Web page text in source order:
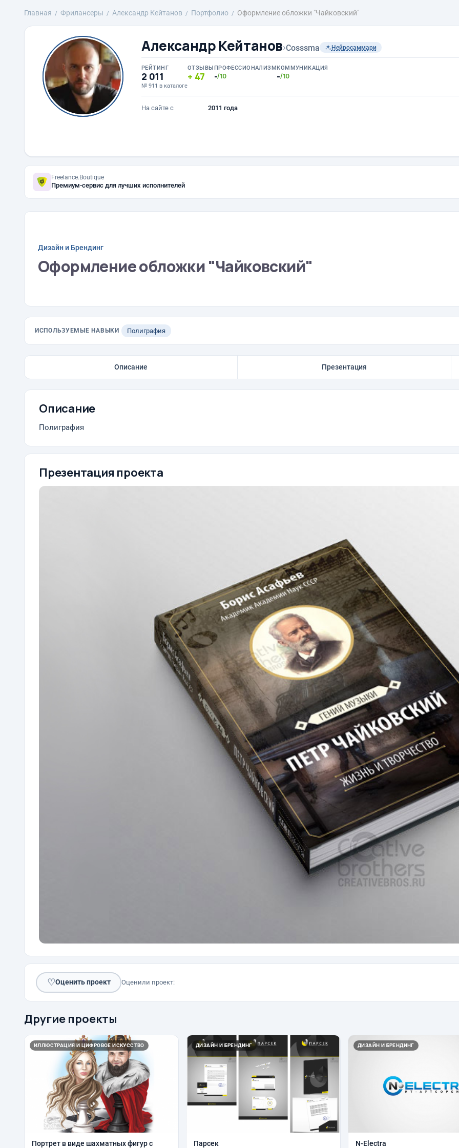
Главная Фрилансеры Александр Кейтанов Портфолио Оформление обложки "Чайковский"
Александр Кейтанов›Cosssma Нейросаммари
РЕЙТИНГ
2 011
№ 911 в каталоге
ОТЗЫВЫ
47
ПРОФЕССИОНАЛИЗМ
-/10
КОММУНИКАЦИЯ
-/10
На сайте с 2011 года
Freelance.Boutique
Премиум-сервис для лучших исполнителей
Дизайн и Брендинг
Оформление обложки "Чайковский"
ИСПОЛЬЗУЕМЫЕ НАВЫКИ Полиграфия
Описание Презентация
Описание
Полиграфия
Презентация проекта
♡Оценить проект Оценили проект:
Другие проекты
ИЛЛЮСТРАЦИЯ И ЦИФРОВОЕ ИСКУССТВО
Портрет в виде шахматных фигур с
ДИЗАЙН И БРЕНДИНГ
Парсек
ДИЗАЙН И БРЕНДИНГ
N-Electra